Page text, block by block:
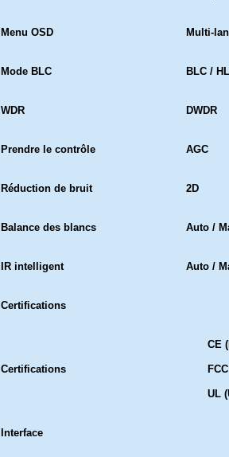
Menu OSD Multi-
Mode BLC BLC /
WDR DWDR
Prendre le contrôle AGC
Réduction de bruit 2D
Balance des blancs Auto /
IR intelligent Auto /
Certifications
Certifications
CE
UL
Interface